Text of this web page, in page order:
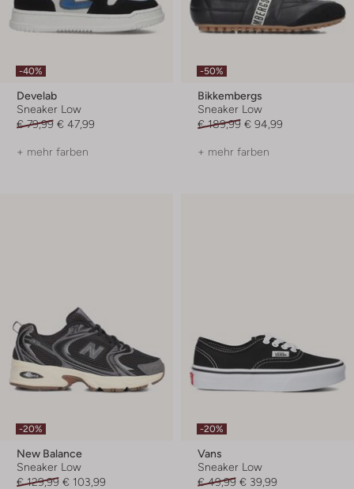
-40%
Develab
Sneaker Low
€ 79,99 € 47,99
+ mehr farben
-50%
Bikkembergs
Sneaker Low
€ 189,99 € 94,99
+ mehr farben
-20%
New Balance
Sneaker Low
€ 129,99 € 103,99
-20%
Vans
Sneaker Low
€ 49,99 € 39,99